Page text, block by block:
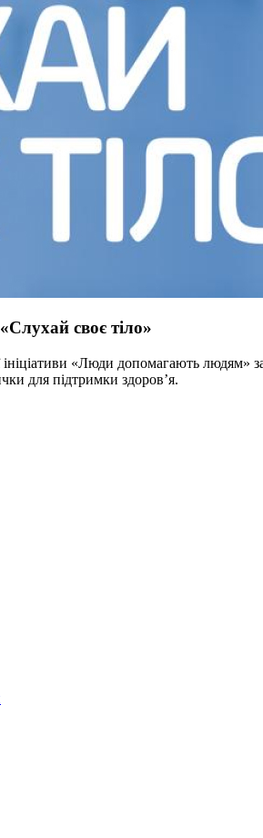
своє тіло»
ініціативи «Люди допомагають
для підтримки здоров’я.